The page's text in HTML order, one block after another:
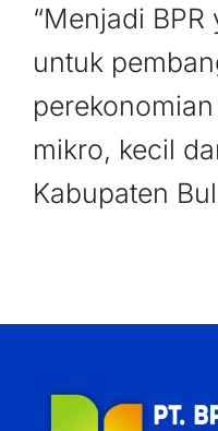
“Menjadi
untuk
mikro, kecil
Kabupaten